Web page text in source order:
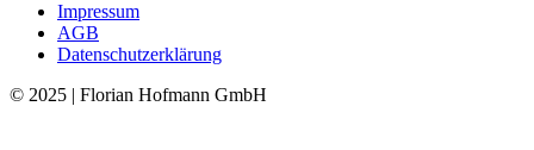
Impressum
AGB
Datenschutzerklärung
© 2025 | Florian Hofmann GmbH